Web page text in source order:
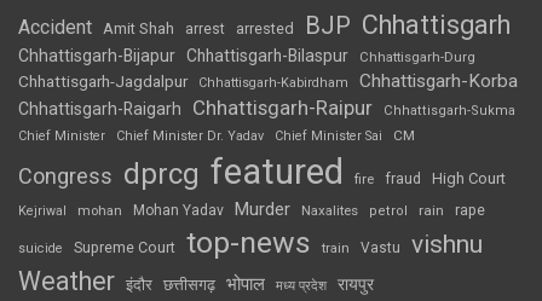
Accident Amit Shah arrest arrested BJP Chhattisgarh
Chhattisgarh-Bijapur Chhattisgarh-Bilaspur Chhattisgarh-Durg
Chhattisgarh-Jagdalpur Chhattisgarh-Kabirdham Chhattisgarh-Korba
Chhattisgarh-Raigarh Chhattisgarh-Raipur
Chhattisgarh-Sukma
Chief Minister
Chief Minister Dr. Yadav Chief Minister Sai CM
Congress dprcg featured fire fraud High Court
Kejriwal mohan Mohan Yadav Murder Naxalites petrol rain rape
suicide Supreme Court top-news train Vastu vishnu
Weather इंदौर छत्तीसगढ़ भोपाल मध्य प्रदेश रायपुर